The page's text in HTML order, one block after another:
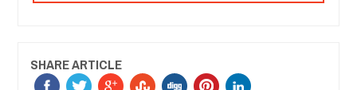
SHARE ARTICLE